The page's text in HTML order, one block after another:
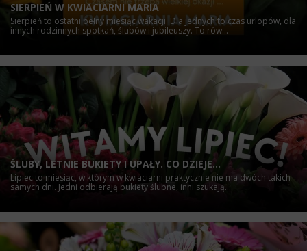
SIERPIEŃ W KWIACIARNI MARIA
Sierpień to ostatni pełny miesiąc wakacji. Dla jednych to czas urlopów, dla
innych rodzinnych spotkań, ślubów i jubileuszy. To rów...
ŚLUBY, LETNIE BUKIETY I UPAŁY. CO DZIEJE...
Lipiec to miesiąc, w którym w kwiaciarni praktycznie nie ma dwóch takich
samych dni. Jedni odbierają bukiety ślubne, inni szukają...